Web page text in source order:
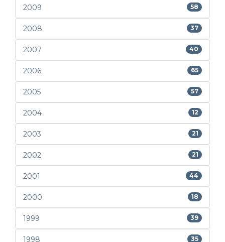
2009 58
2008 37
2007 40
2006 65
2005 57
2004 12
2003 21
2002 21
2001 44
2000 18
1999 39
1998 35